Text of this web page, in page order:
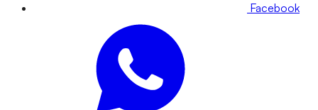
Facebook